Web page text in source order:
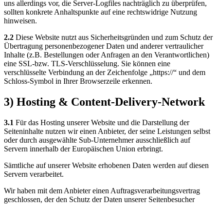
uns allerdings vor, die Server-Logfiles nachträglich zu überprüfen,
sollten konkrete Anhaltspunkte auf eine rechtswidrige Nutzung
hinweisen.
2.2 Diese Website nutzt aus Sicherheitsgründen und zum Schutz der
Übertragung personenbezogener Daten und anderer vertraulicher
Inhalte (z.B. Bestellungen oder Anfragen an den Verantwortlichen)
eine SSL-bzw. TLS-Verschlüsselung. Sie können eine
verschlüsselte Verbindung an der Zeichenfolge „https://“ und dem
Schloss-Symbol in Ihrer Browserzeile erkennen.
3) Hosting & Content-Delivery-Network
3.1 Für das Hosting unserer Website und die Darstellung der
Seiteninhalte nutzen wir einen Anbieter, der seine Leistungen selbst
oder durch ausgewählte Sub-Unternehmer ausschließlich auf
Servern innerhalb der Europäischen Union erbringt.
Sämtliche auf unserer Website erhobenen Daten werden auf diesen
Servern verarbeitet.
Wir haben mit dem Anbieter einen Auftragsverarbeitungsvertrag
geschlossen, der den Schutz der Daten unserer Seitenbesucher